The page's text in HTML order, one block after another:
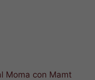
Moma con Mamt